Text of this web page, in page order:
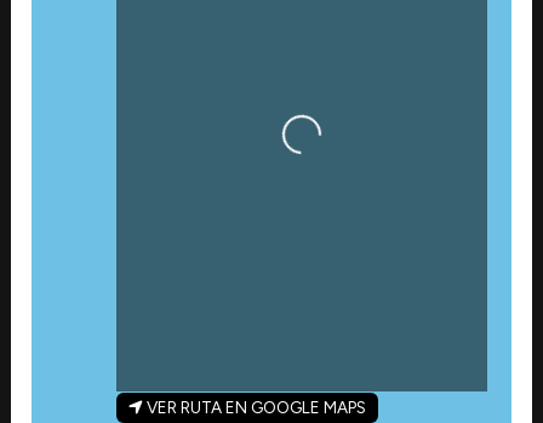
Cargando…
VER RUTA EN GOOGLE MAPS